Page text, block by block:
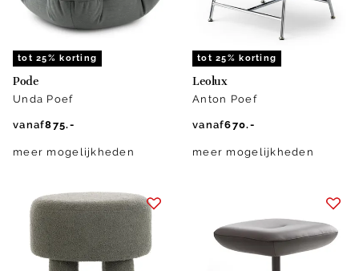
tot 25% korting
Pode
Unda Poef
vanaf875.-
meer mogelijkheden
tot 25% korting
Leolux
Anton Poef
vanaf670.-
meer mogelijkheden